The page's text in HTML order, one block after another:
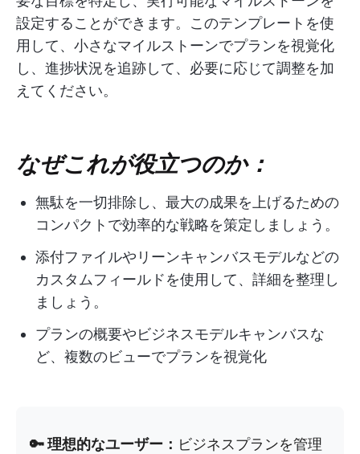
設定することができます。このテンプレートを使
用して、小さなマイルストーンでプランを視覚化
し、進捗状況を追跡して、必要に応じて調整を加
えてください。
なぜこれが役立つのか：
無駄を一切排除し、最大の成果を上げるための
コンパクトで効率的な戦略を策定しましょう。
添付ファイルやリーンキャンバスモデルなどの
カスタムフィールドを使用して、詳細を整理し
ましょう。
プランの概要やビジネスモデルキャンバスな
ど、複数のビューでプランを視覚化
🔑 理想的なユーザー： ビジネスプランを管理